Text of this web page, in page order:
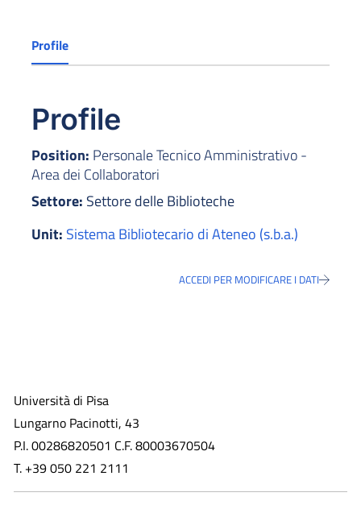
Profile
Profile
Position: Personale Tecnico Amministrativo -
Area dei Collaboratori
Settore: Settore delle Biblioteche
Unit: Sistema Bibliotecario di Ateneo (s.b.a.)
ACCEDI PER MODIFICARE I DATI
Università di Pisa
Lungarno Pacinotti, 43
P.I. 00286820501 C.F. 80003670504
T. +39 050 221 2111